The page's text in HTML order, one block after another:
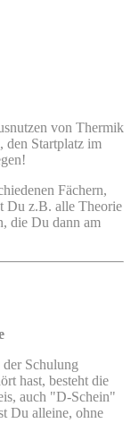
von Thermik
den Startplatz im
Fächern,
Du z.B. alle Theorie
die Du dann am
Schulung
hast, besteht die
auch "D-Schein"
Du alleine, ohne